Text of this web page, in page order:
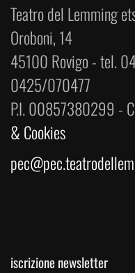
Teatro del Lemming
Oroboni, 14
45100 Rovigo - tel.
0425/070477
P.I. 00857380299 -
& Cookies
iscrizione newsletter